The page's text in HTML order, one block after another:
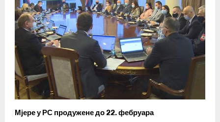
Мјере у РС продужене до 22. фебруара